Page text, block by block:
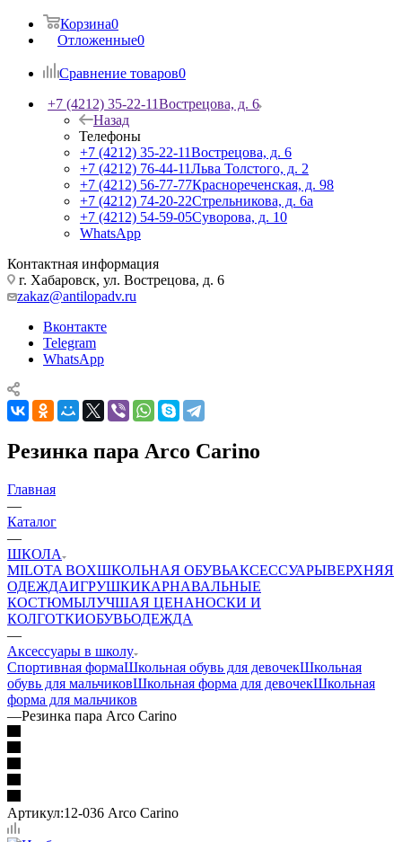
Корзина0
Отложенные0
Сравнение товаров0
+7 (4212) 35-22-11Вострецова, д. 6
Назад
Телефоны
+7 (4212) 35-22-11Вострецова, д. 6
+7 (4212) 76-44-11Льва Толстого, д. 2
+7 (4212) 56-77-77Краснореченская, д. 98
+7 (4212) 74-20-22Стрельникова, д. 6а
+7 (4212) 54-59-05Суворова, д. 10
WhatsApp
Контактная информация
г. Хабаровск, ул. Вострецова, д. 6
zakaz@antilopadv.ru
Вконтакте
Telegram
WhatsApp
Резинка пара Arco Carino
Главная
—
Каталог
—
ШКОЛА
MILOTA BOXШКОЛЬНАЯ ОБУВЬАКСЕССУАРЫВЕРХНЯЯ
ОДЕЖДАИГРУШКИКАРНАВАЛЬНЫЕ
КОСТЮМЫЛУЧШАЯ ЦЕНАНОСКИ И
КОЛГОТКИОБУВЬОДЕЖДА
—
Аксессуары в школу
Спортивная формаШкольная обувь для девочекШкольная
обувь для мальчиковШкольная форма для девочекШкольная
форма для мальчиков
—Резинка пара Arco Carino
Артикул:12-036 Arco Carino